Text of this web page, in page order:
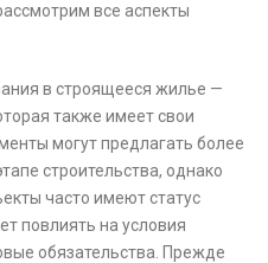
все аспекты
в строящееся жилье —
также имеет свои
могут предлагать более
строительства, однако
часто имеют статус
повлиять на условия
обязательства. Прежде